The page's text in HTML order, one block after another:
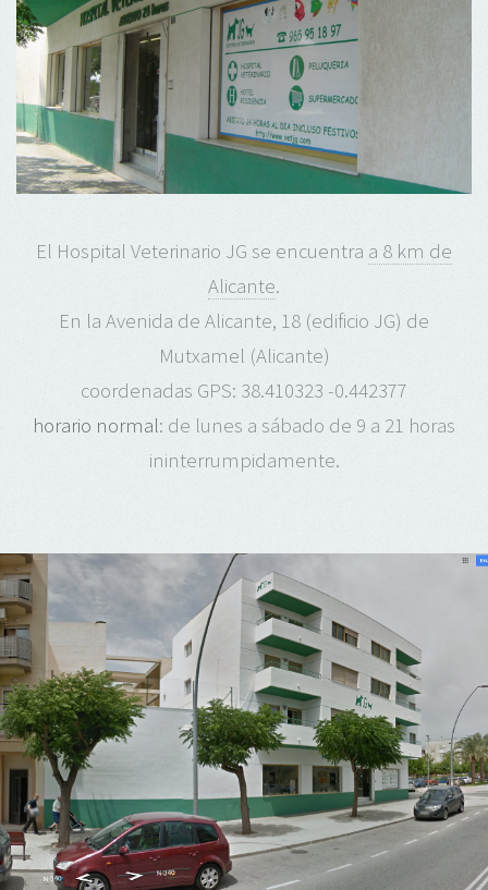
El Hospital Veterinario JG se encuentra a 8 km de
Alicante.
En la Avenida de Alicante, 18 (edificio JG) de
Mutxamel (Alicante)
coordenadas GPS: 38.410323 -0.442377
horario normal: de lunes a sábado de 9 a 21 horas
ininterrumpidamente.